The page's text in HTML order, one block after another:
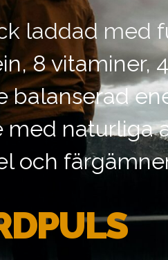
laddad med
8 vitaminer,
balanserad
med naturliga
och